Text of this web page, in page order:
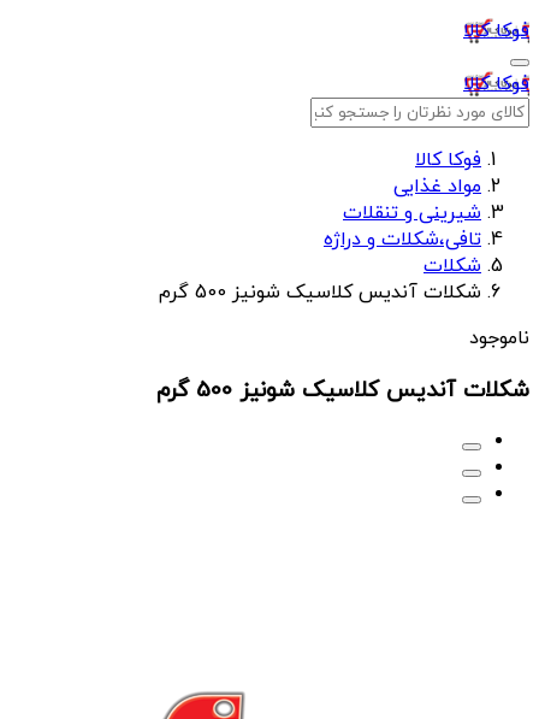
فوکا کالا
فوکا کالا
فوکا کالا
مواد غذایی
شیرینی و تنقلات
تافی،شکلات و دراژه
شکلات
شکلات آندیس کلاسیک شونیز 500 گرم
ناموجود
شکلات آندیس کلاسیک شونیز 500 گرم